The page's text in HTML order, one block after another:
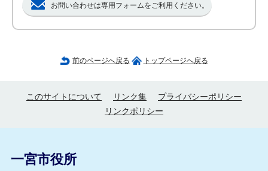
お問い合わせは専用フォームをご利用ください。
前のページへ戻る トップページへ戻る
このサイトについて リンク集
プライバシーポリシー
リンクポリシー
一宮市役所